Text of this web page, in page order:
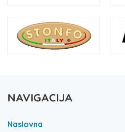
NAVIGACIJA
Naslovna